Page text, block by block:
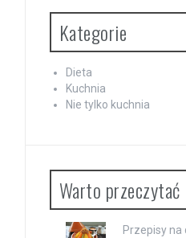
Kategorie
Dieta
Kuchnia
Nie tylko kuchnia
Warto przeczytać
Przepisy